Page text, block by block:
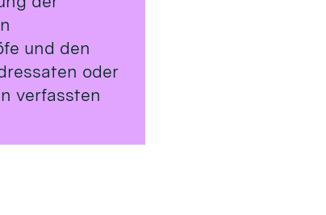
und den
oder
verfassten